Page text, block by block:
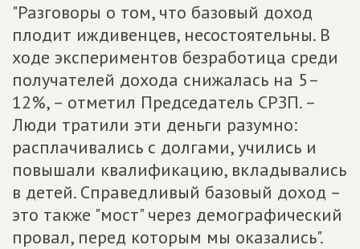
"Разговоры о том, что базовый доход
плодит иждивенцев, несостоятельны. В
ходе экспериментов безработица среди
получателей дохода снижалась на 5–
12%, – отметил Председатель СРЗП. –
Люди тратили эти деньги разумно:
расплачивались с долгами, учились и
повышали квалификацию, вкладывались
в детей. Справедливый базовый доход –
это также "мост" через демографический
провал, перед которым мы оказались".